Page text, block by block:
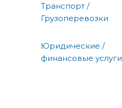
Транспорт /
Грузоперевозки
Юридические /
финансовые услуги